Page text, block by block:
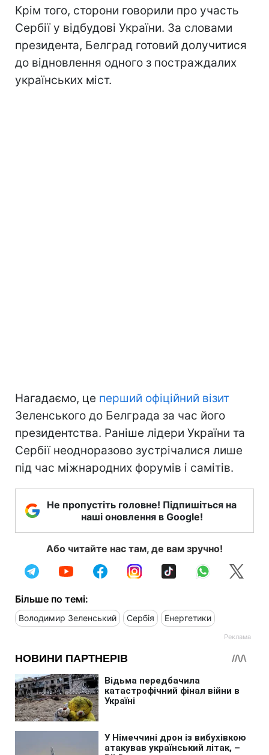
Крім того, сторони говорили про участь
Сербії у відбудові України. За словами
президента, Белград готовий долучитися
до відновлення одного з постраждалих
українських міст.
Нагадаємо, це перший офіційний візит
Зеленського до Белграда за час його
президентства. Раніше лідери України та
Сербії неодноразово зустрічалися лише
під час міжнародних форумів і самітів.
Не пропустіть головне! Підпишіться на
наші оновлення в Google!
Або читайте нас там, де вам зручно!
Більше по темі:
Володимир Зеленський Сербія Енергетики